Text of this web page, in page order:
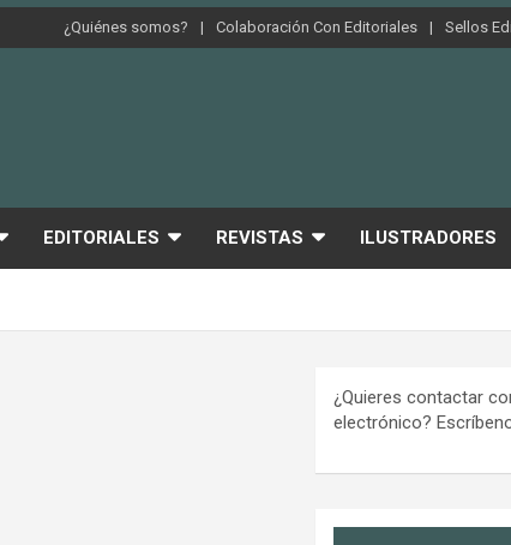
¿Quiénes somos? Colaboración Con Editoriales Sellos
EDITORIALES REVISTAS ILUSTRADORES
¿Quieres contactar
electrónico?